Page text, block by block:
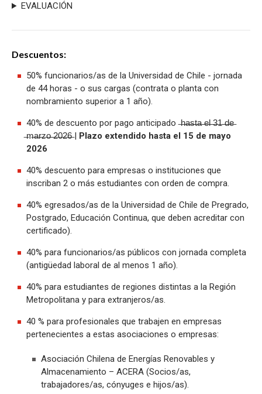
EVALUACIÓN
Descuentos:
50% funcionarios/as de la Universidad de Chile - jornada
de 44 horas - o sus cargas (contrata o planta con
nombramiento superior a 1 año).
40% de descuento por pago anticipado ̶h̶a̶s̶t̶a̶ ̶e̶l̶ ̶3̶1̶ ̶d̶e̶
̶m̶a̶r̶z̶o̶ ̶2̶0̶2̶6̶ | Plazo extendido hasta el 15 de mayo
2026
40% descuento para empresas o instituciones que
inscriban 2 o más estudiantes con orden de compra.
40% egresados/as de la Universidad de Chile de Pregrado,
Postgrado, Educación Continua, que deben acreditar con
certificado).
40% para funcionarios/as públicos con jornada completa
(antigüedad laboral de al menos 1 año).
40% para estudiantes de regiones distintas a la Región
Metropolitana y para extranjeros/as.
40 % para profesionales que trabajen en empresas
pertenecientes a estas asociaciones o empresas:
Asociación Chilena de Energías Renovables y
Almacenamiento – ACERA (Socios/as,
trabajadores/as, cónyuges e hijos/as).